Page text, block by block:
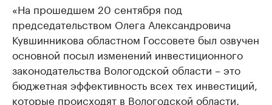
«На прошедшем 20 сентября под
председательством Олега Александровича
Кувшинникова областном Госсовете был озвучен
основной посыл изменений инвестиционного
законодательства Вологодской области – это
бюджетная эффективность всех тех инвестиций,
которые происходят в Вологодской области.